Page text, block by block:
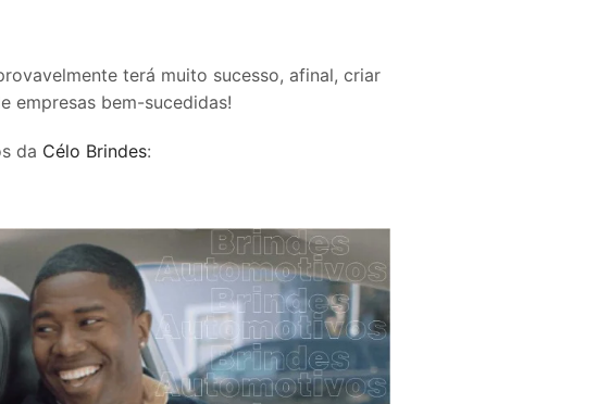
terá muito sucesso, afinal, criar
empresas bem-sucedidas!
da Célo Brindes: